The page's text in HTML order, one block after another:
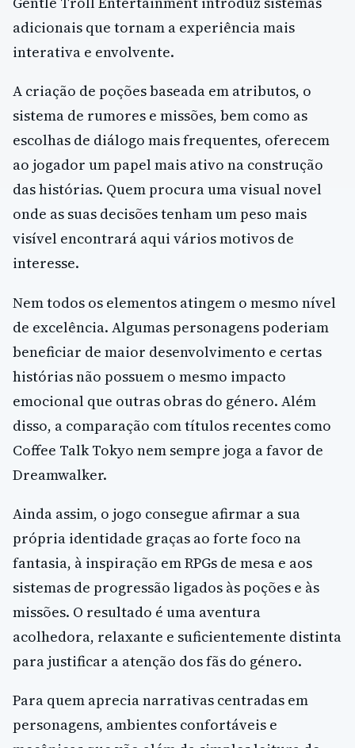
adicionais que tornam a experiência mais
interativa e envolvente.
A criação de poções baseada em atributos, o
sistema de rumores e missões, bem como as
escolhas de diálogo mais frequentes, oferecem
ao jogador um papel mais ativo na construção
das histórias. Quem procura uma visual novel
onde as suas decisões tenham um peso mais
visível encontrará aqui vários motivos de
interesse.
Nem todos os elementos atingem o mesmo nível
de excelência. Algumas personagens poderiam
beneficiar de maior desenvolvimento e certas
histórias não possuem o mesmo impacto
emocional que outras obras do género. Além
disso, a comparação com títulos recentes como
Coffee Talk Tokyo nem sempre joga a favor de
Dreamwalker.
Ainda assim, o jogo consegue afirmar a sua
própria identidade graças ao forte foco na
fantasia, à inspiração em RPGs de mesa e aos
sistemas de progressão ligados às poções e às
missões. O resultado é uma aventura
acolhedora, relaxante e suficientemente distinta
para justificar a atenção dos fãs do género.
Para quem aprecia narrativas centradas em
personagens, ambientes confortáveis e